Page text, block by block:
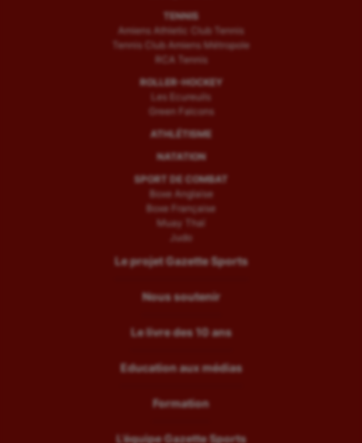
TENNIS
Amiens Athletic Club Tennis
Tennis Club Amiens Métropole
RCA Tennis
ROLLER-HOCKEY
Les Ecureuils
Green Falcons
ATHLÉTISME
NATATION
SPORT DE COMBAT
Boxe Anglaise
Boxe Française
Muay Thaï
Judo
Le projet Gazette Sports
Nous soutenir
Le livre des 10 ans
Education aux médias
Formation
L’équipe Gazette Sports